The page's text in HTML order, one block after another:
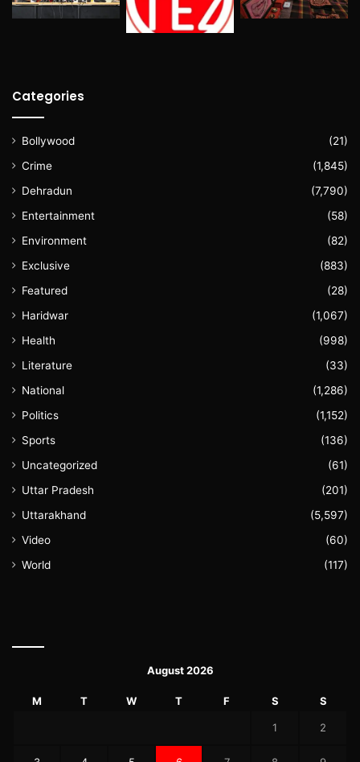
Categories
Bollywood
(21)
Crime
(1,845)
Dehradun
(7,790)
Entertainment
(58)
Environment
(82)
Exclusive
(883)
Featured
(28)
Haridwar
(1,067)
Health
(998)
Literature
(33)
National
(1,286)
Politics
(1,152)
Sports
(136)
Uncategorized
(61)
Uttar Pradesh
(201)
Uttarakhand
(5,597)
Video
(60)
World
(117)
August 2026
M T W T F S S
1 2